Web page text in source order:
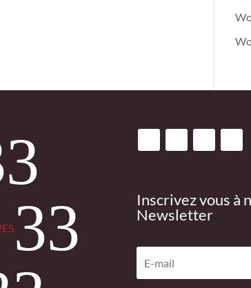
3
3
Inscrivez vous à
Newsletter